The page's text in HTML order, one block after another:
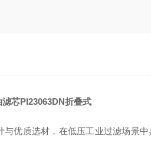
芯PI23063DN折叠式
优质选材，在低压工业过滤场景